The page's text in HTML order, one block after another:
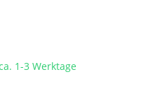
1-3 Werktage